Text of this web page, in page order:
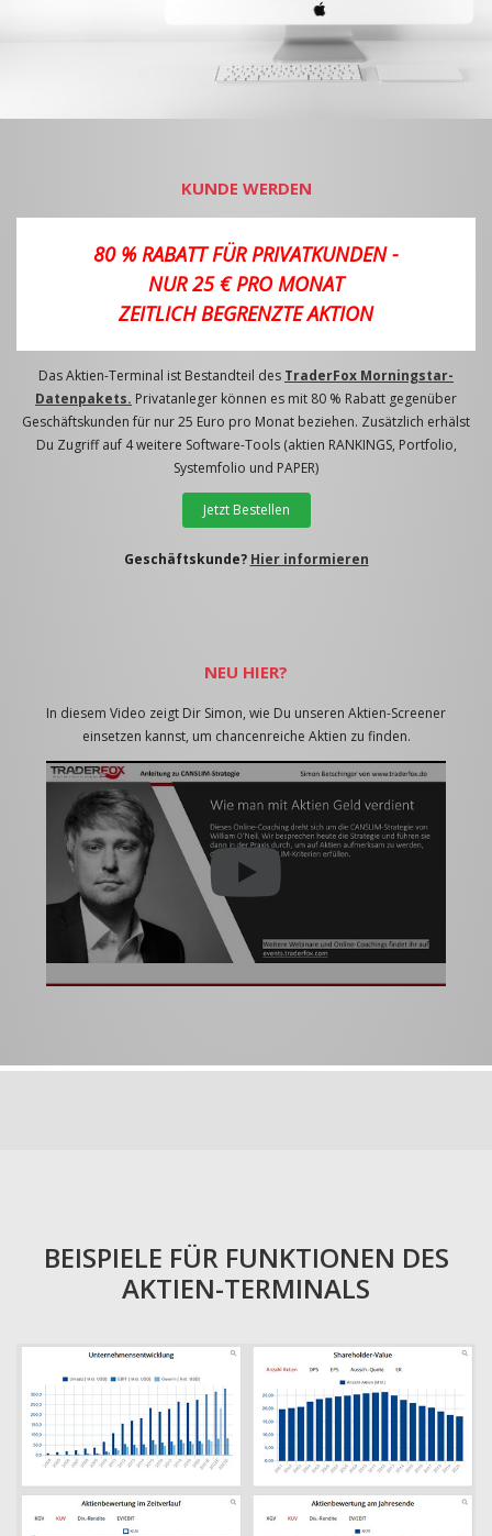
KUNDE WERDEN
80 % RABATT FÜR PRIVATKUNDEN -
NUR 25 € PRO MONAT
ZEITLICH BEGRENZTE AKTION
Das Aktien-Terminal ist Bestandteil des TraderFox Morningstar-
Datenpakets. Privatanleger können es mit 80 % Rabatt gegenüber
Geschäftskunden für nur 25 Euro pro Monat beziehen. Zusätzlich erhälst
Du Zugriff auf 4 weitere Software-Tools (aktien RANKINGS, Portfolio,
Systemfolio und PAPER)
Jetzt Bestellen
Geschäftskunde? Hier informieren
NEU HIER?
In diesem Video zeigt Dir Simon, wie Du unseren Aktien-Screener
einsetzen kannst, um chancenreiche Aktien zu finden.
BEISPIELE FÜR FUNKTIONEN DES
AKTIEN-TERMINALS